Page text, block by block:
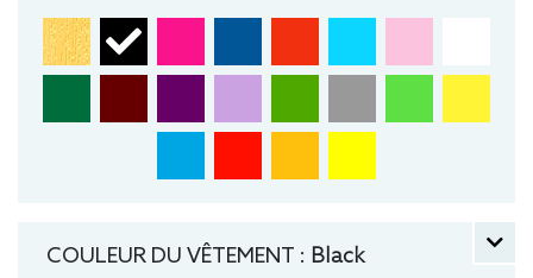
COULEUR DU VÊTEMENT : Black